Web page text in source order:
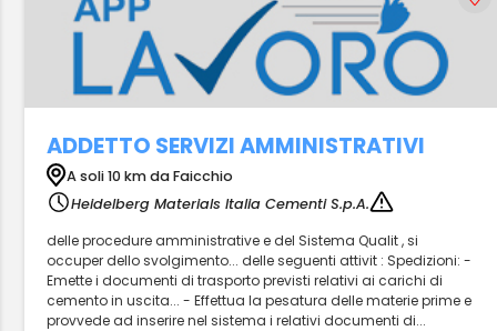
ADDETTO SERVIZI AMMINISTRATIVI
A soli 10 km da Faicchio
Heidelberg Materials Italia Cementi S.p.A.
delle procedure amministrative e del Sistema Qualit , si
occuper dello svolgimento... delle seguenti attivit : Spedizioni: -
Emette i documenti di trasporto previsti relativi ai carichi di
cemento in uscita... - Effettua la pesatura delle materie prime e
provvede ad inserire nel sistema i relativi documenti di...